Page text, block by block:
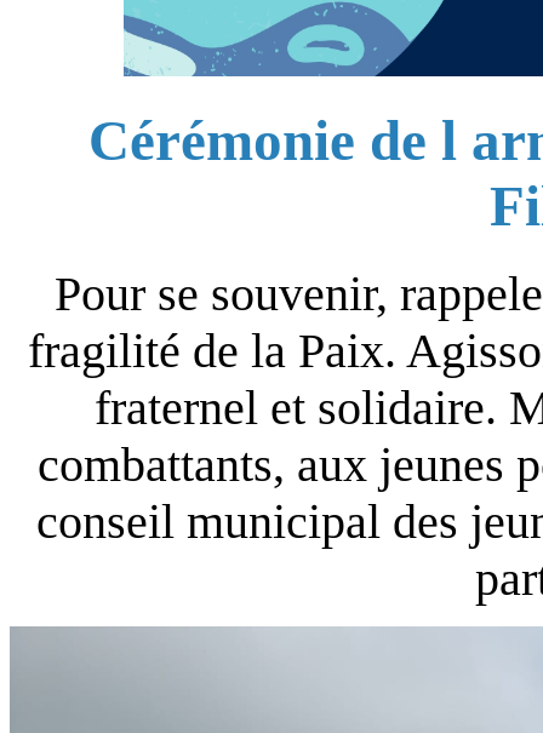
Cérémonie de l
Pour se souvenir,
fragilité de la Paix.
fraternel et solidaire.
combattants, aux jeunes
conseil municipal des